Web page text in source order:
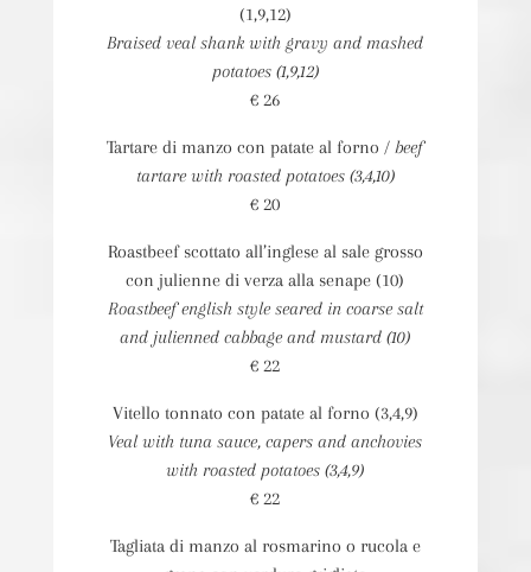
(1,9,12)
Braised veal shank with gravy and mashed
potatoes (1,9,12)
€ 26
Tartare di manzo con patate al forno /beef
tartare with roasted potatoes (3,4,10)
€ 20
Roastbeef scottato all’inglese al sale grosso
con julienne di verza alla senape (10)
Roastbeef english style seared in coarse salt
and julienned cabbage and mustard (10)
€ 22
Vitello tonnato con patate al forno (3,4,9)
Veal with tuna sauce, capers and anchovies
with roasted potatoes (3,4,9)
€ 22
Tagliata di manzo al rosmarino o rucola e